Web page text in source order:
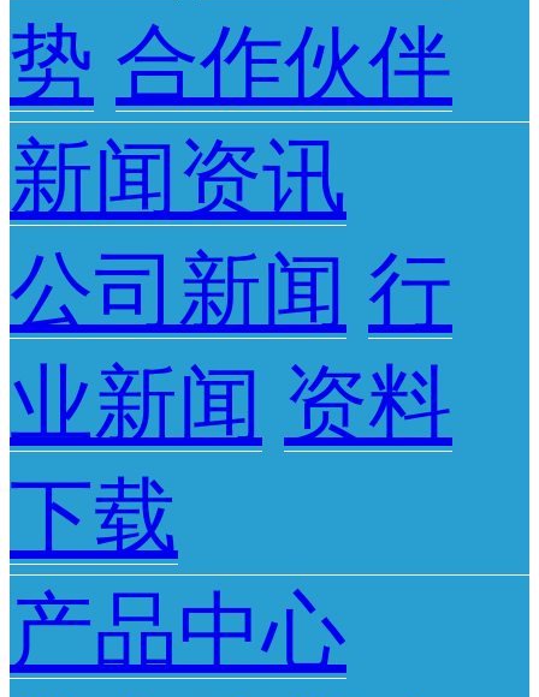
势 合作伙伴
新闻资讯
公司新闻 行
业新闻 资料
下载
产品中心